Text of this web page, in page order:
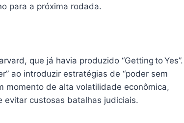
para a próxima rodada.
que já havia produzido “Getting to Yes”.
ao introduzir estratégias de “poder sem
momento de alta volatilidade econômica,
evitar custosas batalhas judiciais.